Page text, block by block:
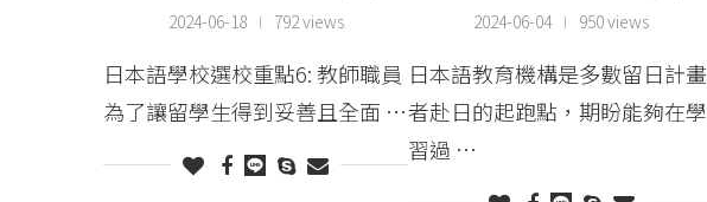
2024-06-18 792 views
日本語學校選校重點6: 教師職員
為了讓留學生得到妥善且全面 …
2024-06-04 950 views
日本語教育機構是多數留日計畫
者赴日的起跑點，期盼能夠在學
習過 …